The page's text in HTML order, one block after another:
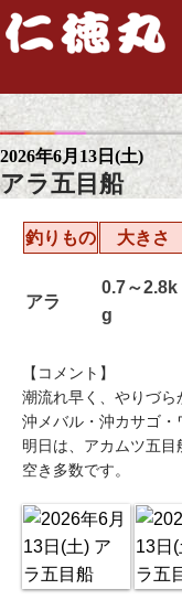
2026年6月13日(土)
アラ五目船
釣りもの 大きさ
アラ
0.7～2.8k
g
【コメント】
潮流れ早く、やりづら
沖メバル・沖カサゴ・
明日は、アカムツ五目
空き多数です。